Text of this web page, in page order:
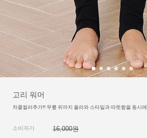
고리 워머
차콜컬러추가!! 무릎 위까지 올라와 스타일과 따뜻함을 동시에
소비자가
16,000원